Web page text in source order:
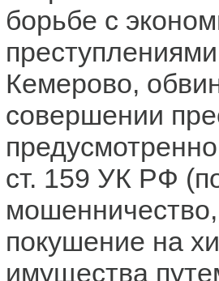
борьбе с
Кемерово,
совершении
ст. 159 УК РФ
покушение на
имущества